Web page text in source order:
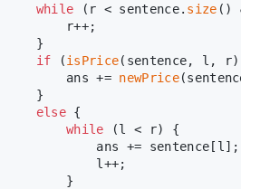
while (r < sentence. size () &&
r++;
}
if (isPrice(sentence, l, r)) {
ans +=
newPrice(sentence,
}
else {
while (l < r) {
ans += sentence[l];
l++;
}